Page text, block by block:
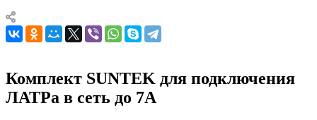
Комплект SUNTEK для подключения
ЛАТРа в сеть до 7А